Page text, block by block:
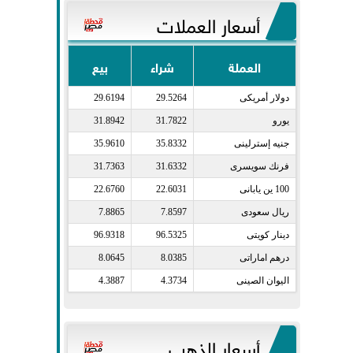
أسعار العملات
العملة شراء بيع
دولار أمريكى​ 29.5264
29.6194
يورو​ 31.7822
31.8942
جنيه إسترلينى​ 35.8332
35.9610
فرنك سويسرى​ 31.6332
31.7363
100 ين يابانى​ 22.6031
22.6760
ريال سعودى​ 7.8597
7.8865
دينار كويتى​ 96.5325
96.9318
درهم اماراتى​ 8.0385
8.0645
اليوان الصينى​ 4.3734
4.3887
أسعار الذهب